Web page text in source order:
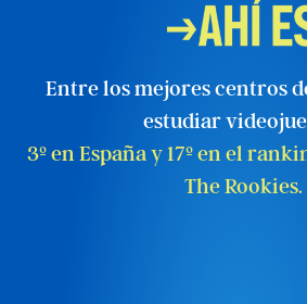
Entre los mejores centros
estudiar
3º en España y 17º en el
The Rookies.